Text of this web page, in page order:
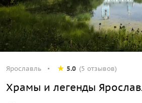
Ярославль 5.0 (5 отзывов)
Храмы и легенды